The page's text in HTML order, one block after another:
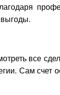
все
Сам счет